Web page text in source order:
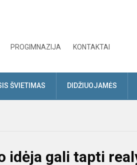
PROGIMNAZIJA KONTAKTAI
ŠVIETIMAS DIDŽIUOJAMĖS
idėja gali tapti